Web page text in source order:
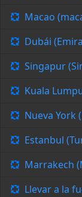
Macao
Dubái
Singapur
Kuala
Nueva York
Estanbul
Marrakech
Llevar a la